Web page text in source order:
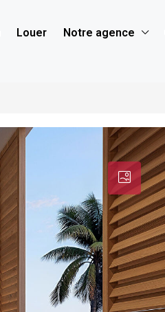
Louer Notre agence